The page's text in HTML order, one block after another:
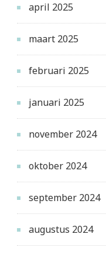
april 2025
maart 2025
februari 2025
januari 2025
november 2024
oktober 2024
september 2024
augustus 2024